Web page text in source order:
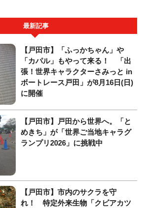
最新記事
【戸田市】「ふっかちゃん」や
「カパル」もやって来る！ 「出
張！世界キャラクターさみっと in
ボートレース戸田」が8月16日(日)
に開催
【戸田市】戸田から世界へ。「と
めきち」が「世界ご当地キャラグ
ランプリ2026」に挑戦中
【戸田市】市内のサクラを守
れ！ 特定外来生物「クビアカツ